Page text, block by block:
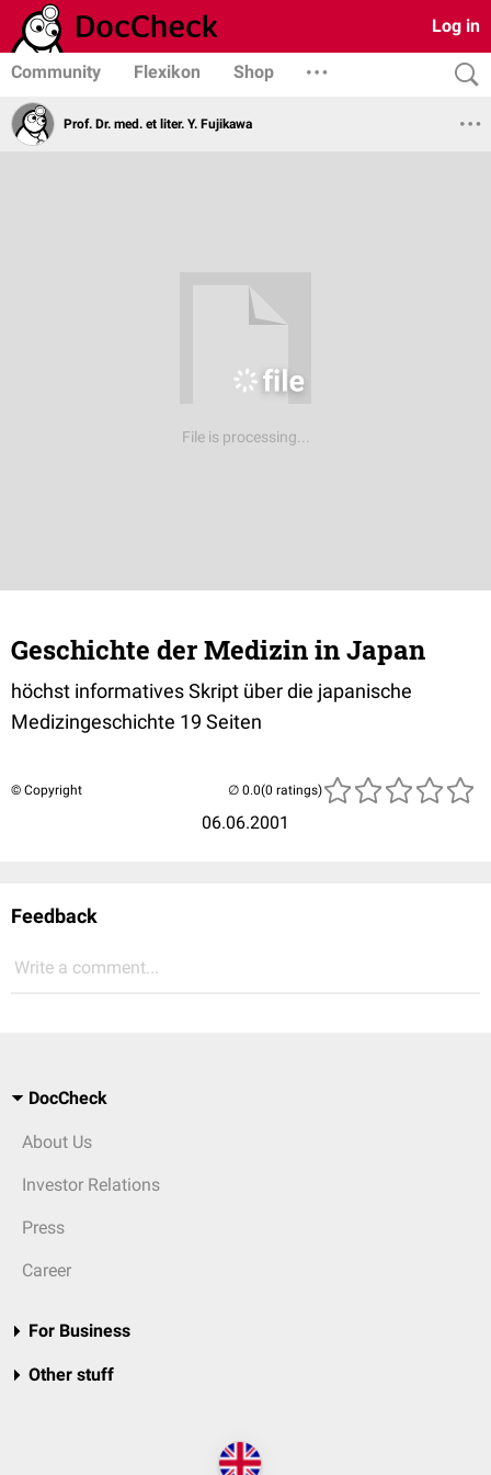
Log in
Community Flexikon Shop
Prof. Dr. med. et liter. Y. Fujikawa
File is processing...
Geschichte der Medizin in Japan
höchst informatives Skript über die japanische
Medizingeschichte 19 Seiten
© Copyright
06.06.2001
(0 ratings)
Feedback
Write a comment...
DocCheck
About Us
Investor Relations
Press
Career
For Business
Other stuff